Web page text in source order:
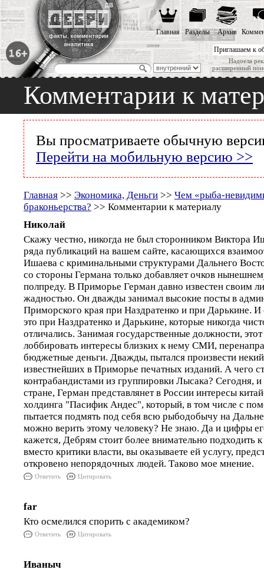
Приглашаем к
Надоела
расширенный
Главная Разделы Архив
Комментарии к
Вы просматриваете обычную
Перейти на мобильную версию >>
Главная >> Экономика, Деньги >> Чем «рыба-
браконьерства? >> Комментарии к материалу
Николай
Скажу честно, никогда не был сторонником Виктора
ряда публикаций на вашем сайте, касающихся
Ишаева с криминальными структурами Дальнего
со стороны Германа только добавляет очков
полпреду. В Приморье Герман давно известен своим
жадностью. Он дважды занимал высокие посты в
Приморского края при Наздратенко и при Дарькине. И
это при Наздратенко и Дарькине, которые никогда
отличались. Занимая государственные должности,
лоббировать интересы близких к нему СМИ,
бюджетные деньги. Дважды, пытался произвести некий
известнейших в Приморье печатных изданий. А чего
контрабандистами из группировки Лысака? Сегодня, и
стране, Герман представлянет в России интересы
холдинга "Пасифик Андес", который, в том числе с
пытается подмять под себя всю рыбодобычу на
можно верить этому человеку? Не знаю. Да и цифры
кажется, Дебрям стоит более внимательно подходить
вместо критики власти, вы оказываете ей услугу,
откровено непорядочных людей. Таково мое мнение.
Ответить Цитировать
far
Кто осмелился спорить с академиком?
Ответить Цитировать
Иваныч